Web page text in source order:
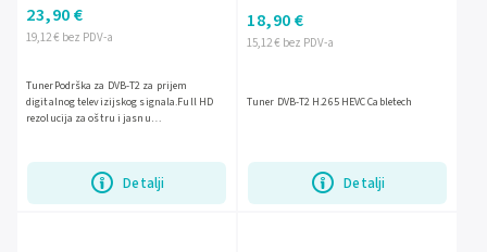
19,12 € bez PDV-a
23,90 €
Detalji
TunerPodrška za DVB-T2 za prijem
digitalnog televizijskog signala.Full HD
rezolucija za oštru i jasnu
15,12 € bez PDV-a
18,90 €
Detalji
Tuner DVB-T2 H.265 HEVC Cabletech